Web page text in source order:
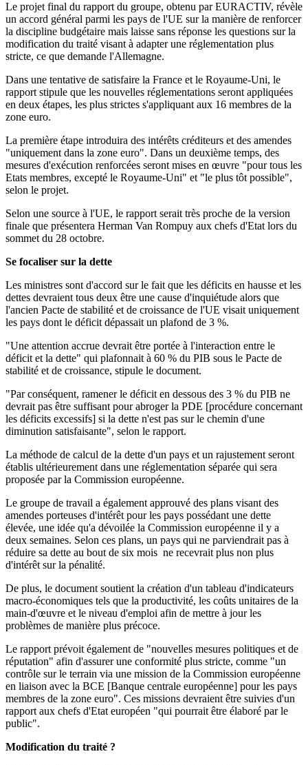
Le projet final du rapport du groupe, obtenu par EURACTIV, révèle
un accord général parmi les pays de l'UE sur la manière de renforcer
la discipline budgétaire mais laisse sans réponse les questions sur la
modification du traité visant à adapter une réglementation plus
stricte, ce que demande l'Allemagne.
Dans une tentative de satisfaire la France et le Royaume-Uni, le
rapport stipule que les nouvelles réglementations seront appliquées
en deux étapes, les plus strictes s'appliquant aux 16 membres de la
zone euro.
La première étape introduira des intérêts créditeurs et des amendes
"uniquement dans la zone euro". Dans un deuxième temps, des
mesures d'exécution renforcées seront mises en œuvre "pour tous les
Etats membres, excepté le Royaume-Uni" et "le plus tôt possible",
selon le projet.
Selon une source à l'UE, le rapport serait très proche de la version
finale que présentera Herman Van Rompuy aux chefs d'Etat lors du
sommet du 28 octobre.
Se focaliser sur la dette
Les ministres sont d'accord sur le fait que les déficits en hausse et les
dettes devraient tous deux être une cause d'inquiétude alors que
l'ancien Pacte de stabilité et de croissance de l'UE visait uniquement
les pays dont le déficit dépassait un plafond de 3 %.
"Une attention accrue devrait être portée à l'interaction entre le
déficit et la dette" qui plafonnait à 60 % du PIB sous le Pacte de
stabilité et de croissance, stipule le document.
"Par conséquent, ramener le déficit en dessous des 3 % du PIB ne
devrait pas être suffisant pour abroger la PDE [procédure concernant
les déficits excessifs] si la dette n'est pas sur le chemin d'une
diminution satisfaisante", selon le rapport.
La méthode de calcul de la dette d'un pays et un rajustement seront
établis ultérieurement dans une réglementation séparée qui sera
proposée par la Commission européenne.
Le groupe de travail a également approuvé des plans visant des
amendes porteuses d'intérêt pour les pays possédant une dette
élevée, une idée qu'a dévoilée la Commission européenne il y a
deux semaines. Selon ces plans, un pays qui ne parviendrait pas à
réduire sa dette au bout de six mois ne recevrait plus non plus
d'intérêt sur la pénalité.
De plus, le document soutient la création d'un tableau d'indicateurs
macro-économiques tels que la productivité, les coûts unitaires de la
main-d'œuvre et le niveau d'emploi afin de mettre à jour les
problèmes de manière plus précoce.
Le rapport prévoit également de "nouvelles mesures politiques et de
réputation" afin d'assurer une conformité plus stricte, comme "un
contrôle sur le terrain via une mission de la Commission européenne
en liaison avec la BCE [Banque centrale européenne] pour les pays
membres de la zone euro". Ces missions devraient être suivies d'un
rapport aux chefs d'Etat européen "qui pourrait être élaboré par le
public".
Modification du traité ?